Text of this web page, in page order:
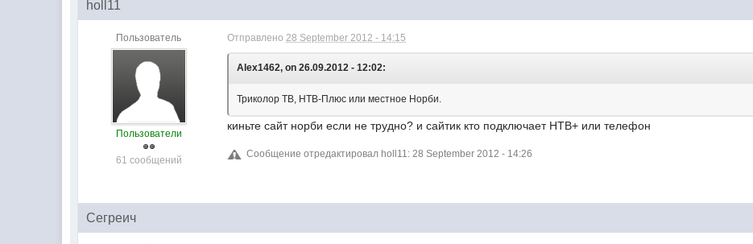
holl11
Пользователь
Пользователи
61 сообщений
Отправлено28 September 2012 - 14:15
Alex1462, on 26.09.2012 - 12:02:
Триколор ТВ, НТВ-Плюс или местное Норби.
киньте сайт норби если не трудно? и сайтик кто подключает НТВ+ или телефон
Сообщение отредактировал holl11: 28 September 2012 - 14:26
Сегреич